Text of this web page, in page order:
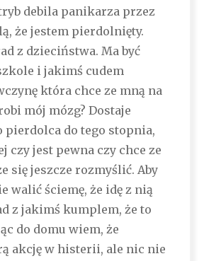
debila panikarza przez
że jestem pierdolnięty.
z dzieciństwa. Ma być
i jakimś cudem
która chce ze mną na
mój mózg? Dostaje
pierdolca do tego stopnia,
czy jest pewna czy chce ze
się jeszcze rozmyślić. Aby
walić ściemę, że idę z nią
z jakimś kumplem, że to
do domu wiem, że
akcję w histerii, ale nic nie